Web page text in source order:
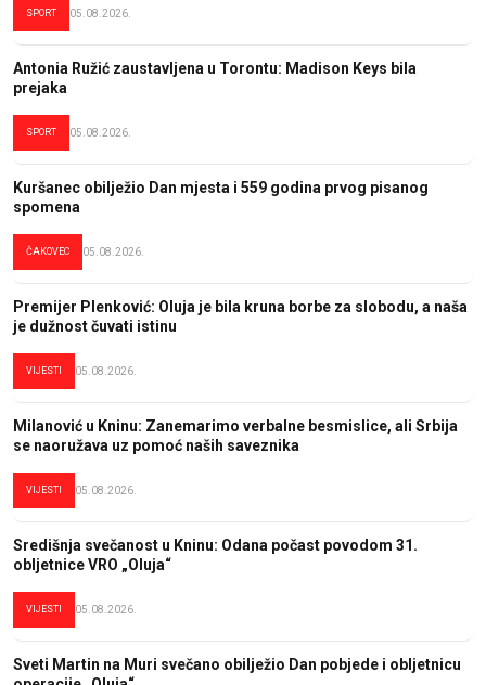
SPORT 05.08.2026.
Antonia Ružić zaustavljena u Torontu: Madison Keys bila
prejaka
SPORT 05.08.2026.
Kuršanec obilježio Dan mjesta i 559 godina prvog pisanog
spomena
ČAKOVEC 05.08.2026.
Premijer Plenković: Oluja je bila kruna borbe za slobodu, a naša
je dužnost čuvati istinu
VIJESTI 05.08.2026.
Milanović u Kninu: Zanemarimo verbalne besmislice, ali Srbija
se naoružava uz pomoć naših saveznika
VIJESTI 05.08.2026.
Središnja svečanost u Kninu: Odana počast povodom 31.
obljetnice VRO „Oluja“
VIJESTI 05.08.2026.
Sveti Martin na Muri svečano obilježio Dan pobjede i obljetnicu